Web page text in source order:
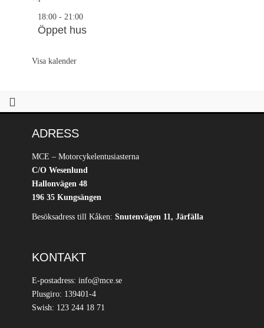
18:00 - 21:00
Öppet hus
Visa kalender
ADRESS
MCE – Motorcykelentusiasterna
C/O Wesenlund
Hallonvägen 48
196 35 Kungsängen
Besöksadress till Kåken: Snutenvägen 11, Järfälla
KONTAKT
E-postadress: info@mce.se
Plusgiro: 139401-4
Swish: 123 244 18 71